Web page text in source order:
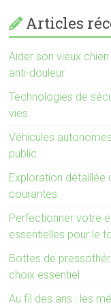
Articles
Aider son vieux
anti-douleur
Technologies de
vies
Véhicules
public
Exploration détaillée
courantes
Perfectionner votre
essentielles pour le
Bottes de
choix essentiel
Au fil des ans : les